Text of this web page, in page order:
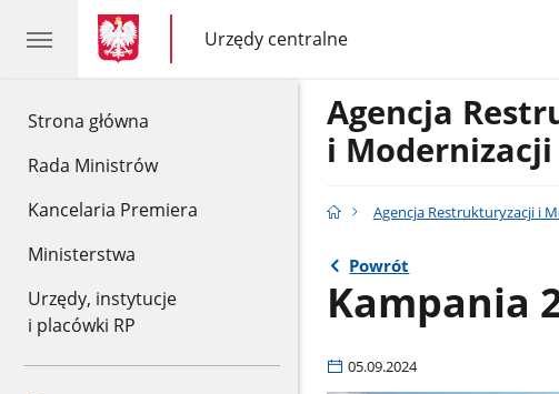
Strona główna
Rada Ministrów
Kancelaria Premiera
Ministerstwa
Urzędy, instytucje
i placówki RP
gov.pl
gov.pl
Urzędy centralne
gov.pl
Urzędy
centralne
Agencja
i
Agencja Restrukturyzacji i
Powrót
Kampania
05.09.2024